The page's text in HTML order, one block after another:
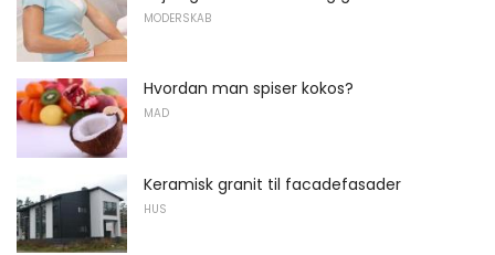
MODERSKAB
Hvordan man spiser kokos?
MAD
Keramisk granit til facadefasader
HUS